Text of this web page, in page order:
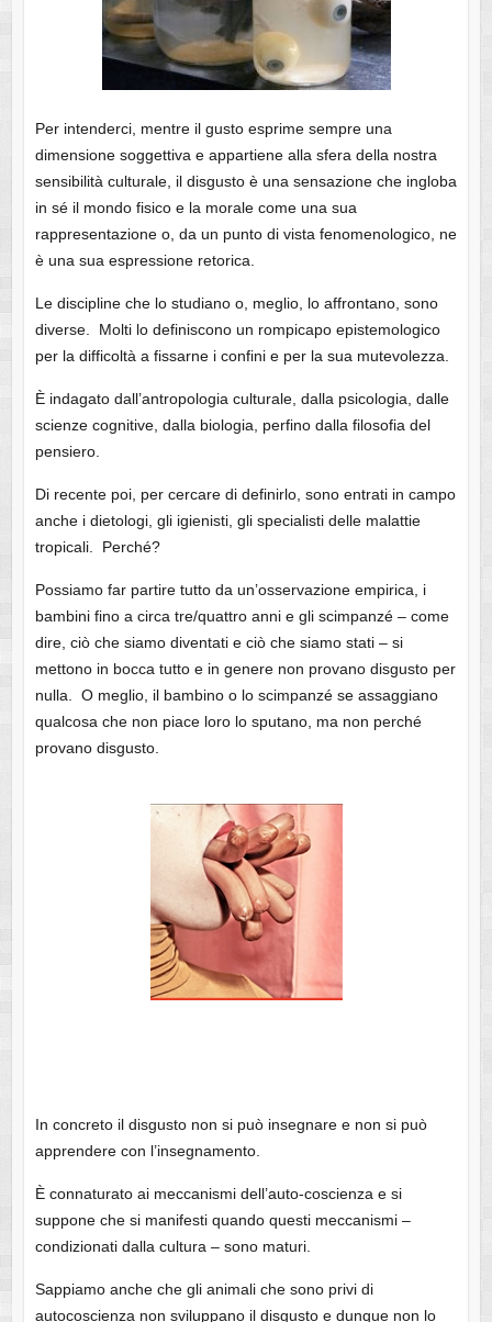
Per intenderci, mentre il gusto esprime sempre una
dimensione soggettiva e appartiene alla sfera della nostra
sensibilità culturale, il disgusto è una sensazione che ingloba
in sé il mondo fisico e la morale come una sua
rappresentazione o, da un punto di vista fenomenologico, ne
è una sua espressione retorica.
Le discipline che lo studiano o, meglio, lo affrontano, sono
diverse. Molti lo definiscono un rompicapo epistemologico
per la difficoltà a fissarne i confini e per la sua mutevolezza.
È indagato dall’antropologia culturale, dalla psicologia, dalle
scienze cognitive, dalla biologia, perfino dalla filosofia del
pensiero.
Di recente poi, per cercare di definirlo, sono entrati in campo
anche i dietologi, gli igienisti, gli specialisti delle malattie
tropicali. Perché?
Possiamo far partire tutto da un’osservazione empirica, i
bambini fino a circa tre/quattro anni e gli scimpanzé – come
dire, ciò che siamo diventati e ciò che siamo stati – si
mettono in bocca tutto e in genere non provano disgusto per
nulla. O meglio, il bambino o lo scimpanzé se assaggiano
qualcosa che non piace loro lo sputano, ma non perché
provano disgusto.
In concreto il disgusto non si può insegnare e non si può
apprendere con l’insegnamento.
È connaturato ai meccanismi dell’auto-coscienza e si
suppone che si manifesti quando questi meccanismi –
condizionati dalla cultura – sono maturi.
Sappiamo anche che gli animali che sono privi di
autocoscienza non sviluppano il disgusto e dunque non lo